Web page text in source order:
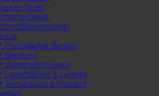
Direkt
Direkt
Direkt
Persönlicher Berater
Beratung
Webshoplösungen
Lagerhaltung & Logistik
Verpackung & Versand